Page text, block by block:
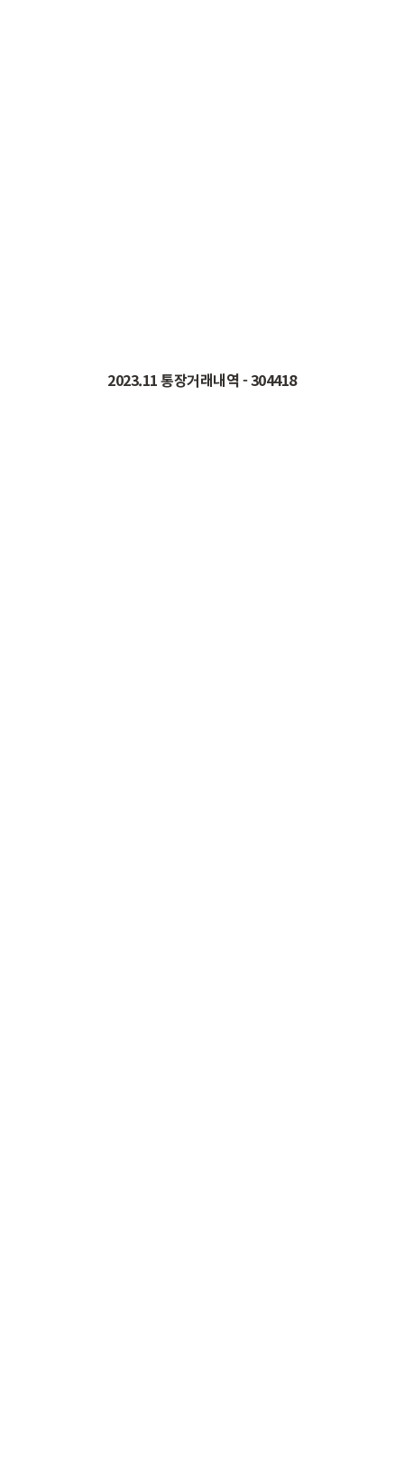
2023.11통장거래내역- 304418